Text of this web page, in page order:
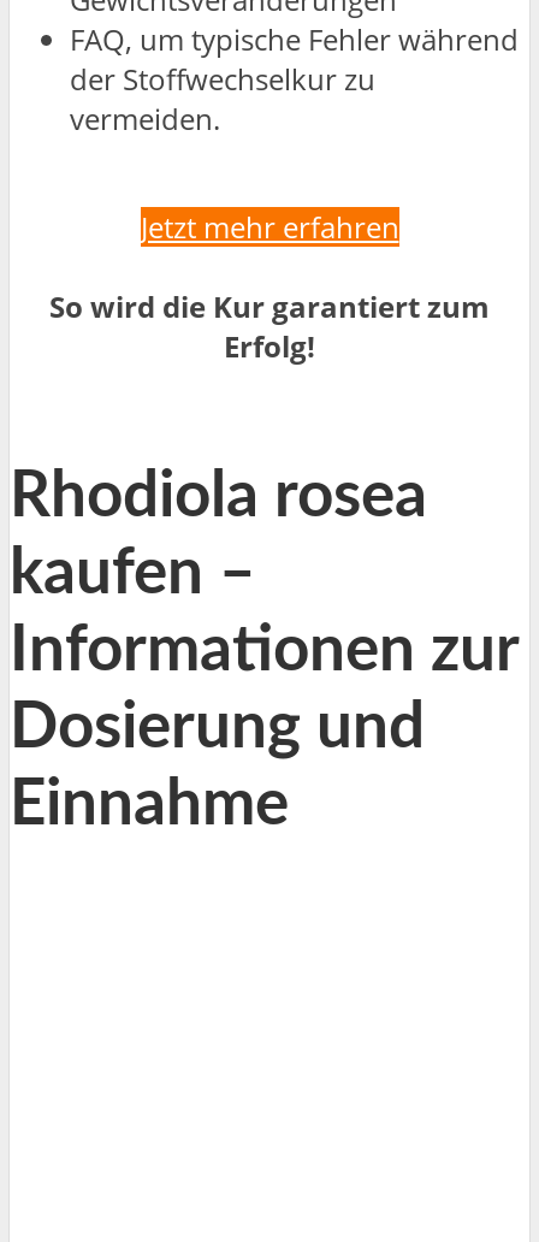
FAQ, um typische Fehler während
der Stoffwechselkur zu
vermeiden.
Jetzt mehr erfahren
So wird die Kur garantiert zum
Erfolg!
Rhodiola rosea
kaufen –
Informationen zur
Dosierung und
Einnahme